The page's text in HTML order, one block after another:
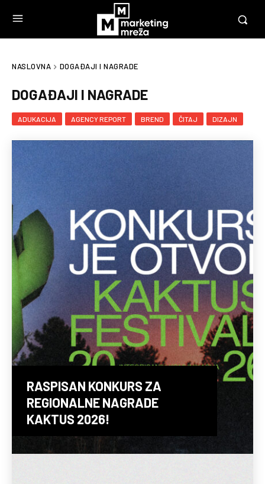
NASLOVNA DOGAĐAJI I NAGRADE
DOGAĐAJI I NAGRADE
ADUKACIJA AGENCY REPORT BREND ČITAJ DIZAJN
RASPISAN KONKURS ZA
REGIONALNE NAGRADE
KAKTUS 2026!